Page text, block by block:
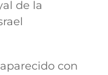
de la
con